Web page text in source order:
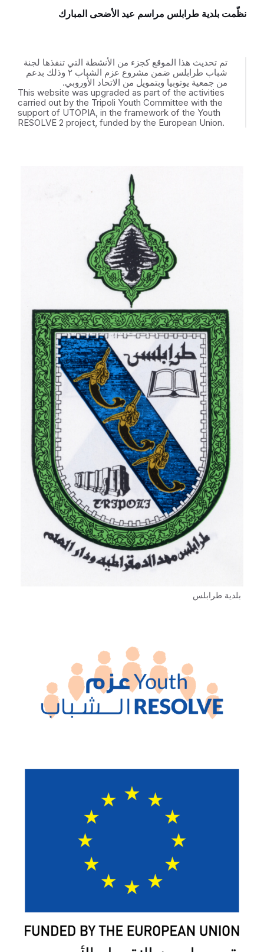
نظّمت بلدية طرابلس مراسم عيد الأضحى المبارك
تم تحديث هذا الموقع كجزء من الأنشطة التي تنفذها لجنة
شباب طرابلس ضمن مشروع عزم الشباب ٢ وذلك بدعم
من جمعية يوتوبيا وبتمويل من الاتحاد الأوروبي.
This website was upgraded as part of the activities
carried out by the Tripoli Youth Committee with the
support of UTOPIA, in the framework of the Youth
RESOLVE 2 project, funded by the European Union.
بلدية طرابلس